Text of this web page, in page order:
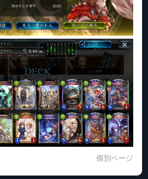
個別ページ